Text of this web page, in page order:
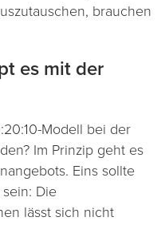
brauchen
es mit der
Modell bei der
Im Prinzip geht es
Eins sollte
Die
lässt sich nicht